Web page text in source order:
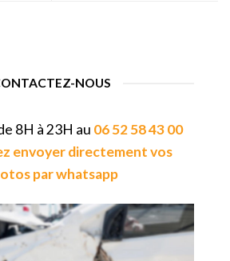
NOUS
8H à 23H au 06 52 58 43 00
envoyer directement vos
par whatsapp